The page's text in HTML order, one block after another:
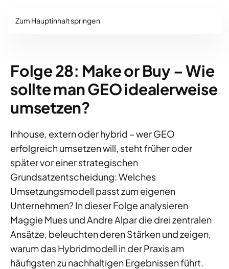
Zum Hauptinhalt springen
Folge 28: Make or Buy – Wie
sollte man GEO idealerweise
umsetzen?
Inhouse, extern oder hybrid – wer GEO
erfolgreich umsetzen will, steht früher oder
später vor einer strategischen
Grundsatzentscheidung: Welches
Umsetzungsmodell passt zum eigenen
Unternehmen? In dieser Folge analysieren
Maggie Mues und Andre Alpar die drei zentralen
Ansätze, beleuchten deren Stärken und zeigen,
warum das Hybridmodell in der Praxis am
häufigsten zu nachhaltigen Ergebnissen führt.